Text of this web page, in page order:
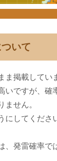
いて
掲載してい
いですが、確
せん。
してくださ
、発雷確率で